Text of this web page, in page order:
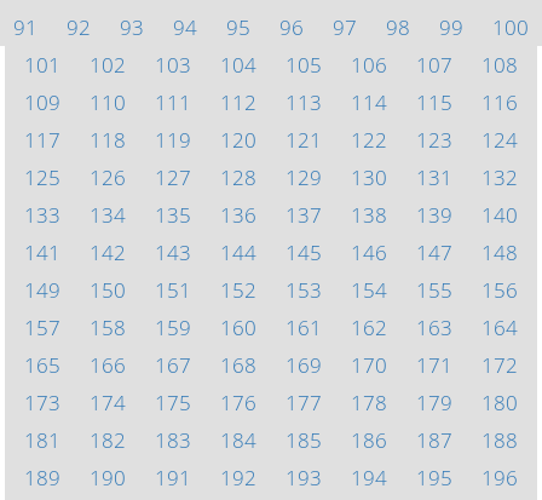
91
92 93 94 95 96 97 98 99
100
101
102 103 104 105 106 107
108
109
110 111 112 113 114 115
116
117
118 119 120 121 122 123
124
125
126 127 128 129 130 131
132
133
134 135 136 137 138 139
140
141
142 143 144 145 146 147
148
149
150 151 152 153 154 155
156
157
158 159 160 161 162 163
164
165
166 167 168 169 170 171
172
173
174 175 176 177 178 179
180
181
182 183 184 185 186 187
188
189
190 191 192 193 194 195
196